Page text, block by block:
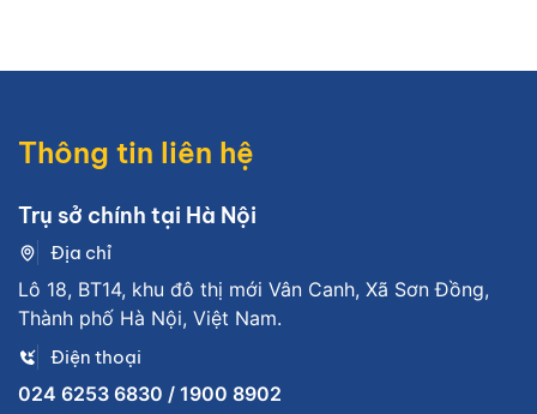
Thông tin liên hệ
Trụ sở chính tại Hà Nội
Địa chỉ
Lô 18, BT14, khu đô thị mới Vân Canh, Xã Sơn Đồng,
Thành phố Hà Nội, Việt Nam.
Điện thoại
024 6253 6830 / 1900 8902